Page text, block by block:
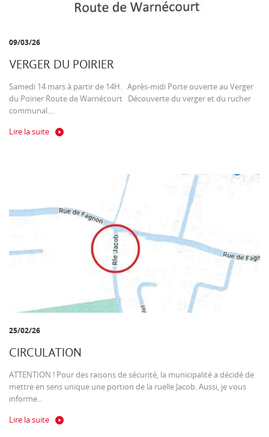
09/03/26
VERGER DU POIRIER
Samedi 14 mars à partir de 14H. Après-midi Porte ouverte au Verger
du Poirier Route de Warnécourt Découverte du verger et du rucher
communal....
Lire la suite
25/02/26
CIRCULATION
ATTENTION ! Pour des raisons de sécurité, la municipalité a décidé de
mettre en sens unique une portion de la ruelle Jacob. Aussi, je vous
informe...
Lire la suite